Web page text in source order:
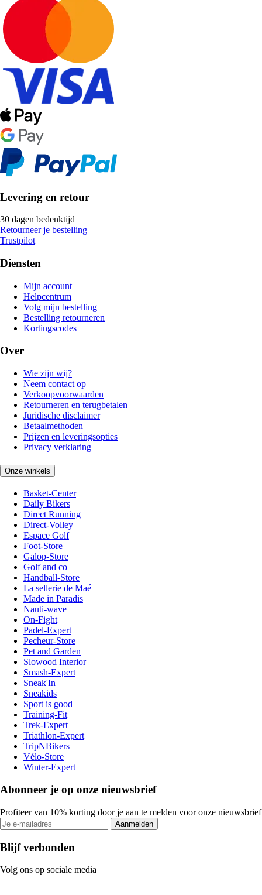
Levering en retour
30 dagen bedenktijd
Retourneer je bestelling
Trustpilot
Diensten
Mijn account
Helpcentrum
Volg mijn bestelling
Bestelling retourneren
Kortingscodes
Over
Wie zijn wij?
Neem contact op
Verkoopvoorwaarden
Retourneren en terugbetalen
Juridische disclaimer
Betaalmethoden
Prijzen en leveringsopties
Privacy verklaring
Onze winkels
Basket-Center
Daily Bikers
Direct Running
Direct-Volley
Espace Golf
Foot-Store
Galop-Store
Golf and co
Handball-Store
La sellerie de Maé
Made in Paradis
Nauti-wave
On-Fight
Padel-Expert
Pecheur-Store
Pet and Garden
Slowood Interior
Smash-Expert
Sneak'In
Sneakids
Sport is good
Training-Fit
Trek-Expert
Triathlon-Expert
TripNBikers
Vélo-Store
Winter-Expert
Abonneer je op onze nieuwsbrief
Profiteer van 10% korting door je aan te melden voor onze nieuwsbrief
Aanmelden
Blijf verbonden
Volg ons op sociale media